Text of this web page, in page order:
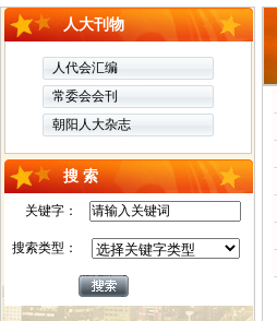
人大刊物
人代会汇编
常委会会刊
朝阳人大杂志
搜 索
关键字：
搜索类型：